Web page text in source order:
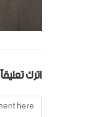
اترك تعليقاً